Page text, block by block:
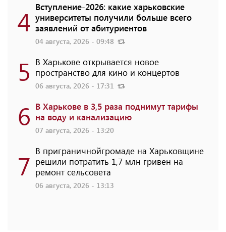
4 Вступление-2026: какие харьковские
университеты получили больше всего
заявлений от абитуриентов
04 августа, 2026 - 09:48
5 В Харькове открывается новое
пространство для кино и концертов
06 августа, 2026 - 17:31
6 В Харькове в 3,5 раза поднимут тарифы
на воду и канализацию
07 августа, 2026 - 13:20
7 В приграничнойгромаде на Харьковщине
решили потратить 1,7 млн ​​гривен на
ремонт сельсовета
06 августа, 2026 - 13:13